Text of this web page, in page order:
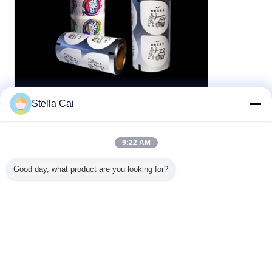
Stella Cai
9:22 AM
Good day, what product are you looking for?